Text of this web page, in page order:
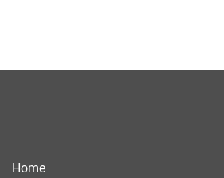
Home